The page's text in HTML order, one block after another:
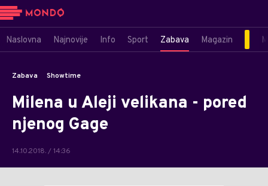
Naslovna Najnovije Info Sport Zabava Magazin
Zabava Showtime
Milena u Aleji velikana - pored
njenog Gage
14.10.2018. / 14:36